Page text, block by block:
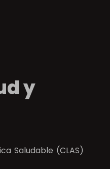
y
Saludable (CLAS)